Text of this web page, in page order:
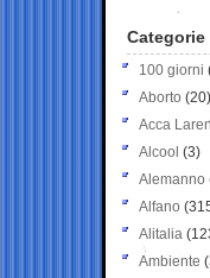
Categorie
100 giorni
Aborto (20)
Acca
Alcool (3)
Alemanno
Alfano
Alitalia
Ambiente